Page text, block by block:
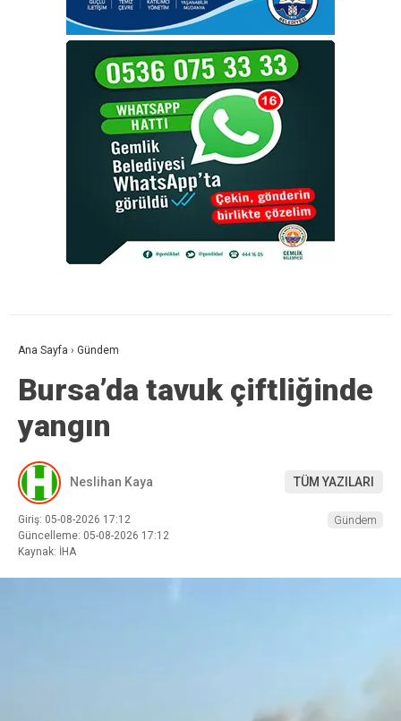
Ana Sayfa › Gündem
Bursa’da tavuk çiftliğinde
yangın
Neslihan Kaya TÜM YAZILARI
Giriş: 05-08-2026 17:12
Güncelleme: 05-08-2026 17:12
Kaynak: İHA
Gündem